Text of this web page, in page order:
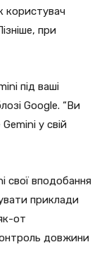
користувач
при
під ваші
Google. “Ви
у свій
свої вподобання
приклади
от
довжини